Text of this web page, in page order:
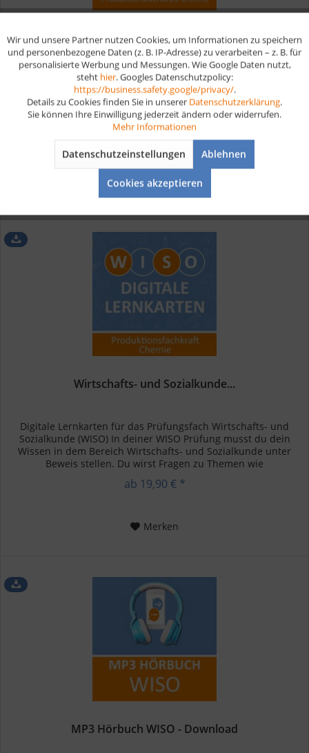
Produktionsfachkraft Chemie Lernkarten digital
Kompaktes Wissen auf 280 Lernkarten für Fachinformatiker
Systemintegration.
Merken
Wirtschafts- und Sozialkunde...
Digitale Lernkarten für das Prüfungsfach Wirtschafts- und
Sozialkunde (WISO) In deiner WISO Prüfung musst du dein
Wissen in dem Bereich Wirtschafts- und Sozialkunde unter
Beweis stellen. Du wirst Fragen zu Themen wie
ab 19,90 € *
Merken
MP3 Hörbuch WISO - Download
Funktionale Aktiv
Aktiv
Aktiv
Wir und unsere Partner nutzen Cookies, um Informationen zu speichern
und personenbezogene Daten (z. B. IP-Adresse) zu verarbeiten – z. B. für
personalisierte Werbung und Messungen. Wie Google Daten nutzt,
steht hier. Googles Datenschutzpolicy:
https://business.safety.google/privacy/.
Details zu Cookies finden Sie in unserer Datenschutzerklärung.
Sie können Ihre Einwilligung jederzeit ändern oder widerrufen.
Mehr Informationen
Datenschutzeinstellungen Ablehnen
Cookies akzeptieren